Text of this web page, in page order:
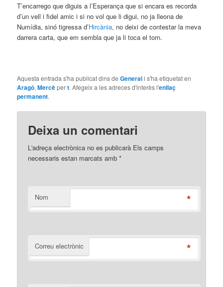
T’encarrego que diguis a l’Esperança que si encara es recorda
d’un vell i fidel amic i si no vol que li digui, no ja lleona de
Numídia, sinó tigressa d’Hircània, no deixi de contestar la meva
darrera carta, que em sembla que ja li toca el torn.
Aquesta entrada s'ha publicat dins deGenerali s'ha etiquetat en
Aragó,Mercèpert. Afegeix a les adreces d'interès l'enllaç
permanent.
Deixa un comentari
L'adreça electrònica no es publicarà Els camps
necessaris estan marcats amb*
Nom *
Correu electrònic *